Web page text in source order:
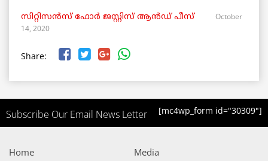
സിറ്റിസൻസ് ഫോർ ജസ്റ്റിസ് ആൻഡ് പീസ്
October
14, 2020
Share:
Subscribe Our Email News Letter [mc4wp_form id="30309"]
Home
Media